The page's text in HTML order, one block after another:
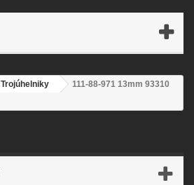
Trojúhelniky
111-88-971 13mm 93310